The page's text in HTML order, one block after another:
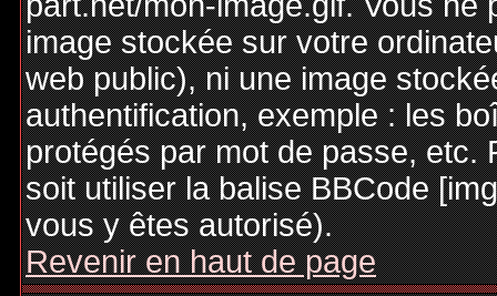
image stockée sur votre
web public), ni une image
authentification, exemple : les
protégés par mot de passe, etc.
soit utiliser la balise BBCode
vous y êtes autorisé).
Revenir en haut de page